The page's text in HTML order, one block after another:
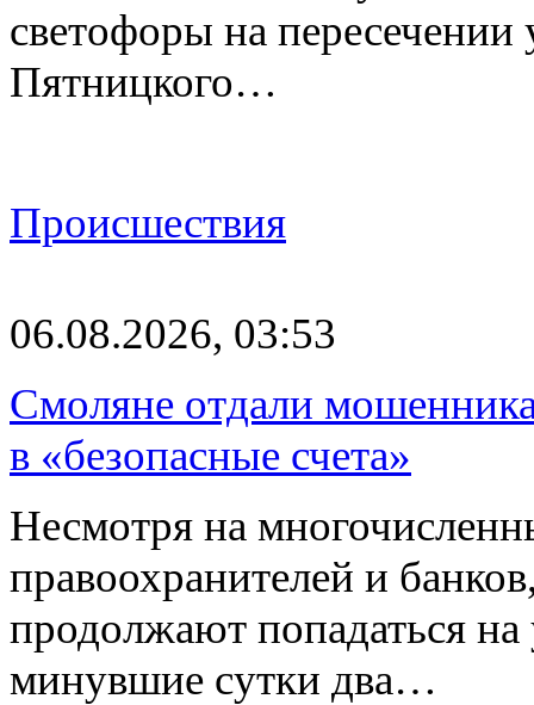
светофоры на
Пятницкого…
Происшествия
06.08.2026, 03:53
Смоляне отдали
в «безопасные счета»
Несмотря на
правоохранителей и
продолжают попадаться
минувшие сутки два…